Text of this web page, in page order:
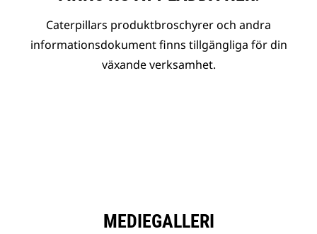
Caterpillars produktbroschyrer och andra
informationsdokument finns tillgängliga för din
växande verksamhet.
MEDIEGALLERI